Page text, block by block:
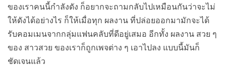
ของเราคนนี้กำลังดัง ก็อยากจะถามกลับไปเหมือนกันว่าจะไม่
ให้ดังได้อย่างไร ก็ให้เมื่อทุก ผลงาน ที่ปล่อยออกมามักจะได้
รับคอมเมนจากกลุ่มแฟนคลับที่ดีอยู่เสมอ อีกทั้ง ผลงาน สวย ๆ
ของ สาวสวย ของเราก็ถูกเพจต่าง ๆ เอาไปลง แบบนี้มันก็
ชัดเจนแล้ว